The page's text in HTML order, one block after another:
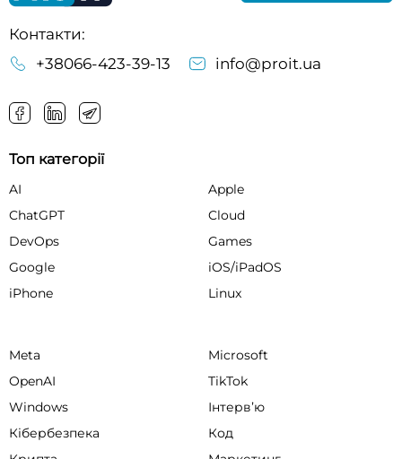
Контакти:
+38066-423-39-13
info@proit.ua
Топ категорії
AI
Apple
ChatGPT
Cloud
DevOps
Games
Google
iOS/iPadOS
iPhone
Linux
Meta
Microsoft
OpenAI
TikTok
Windows
Інтервʼю
Кібербезпека
Код